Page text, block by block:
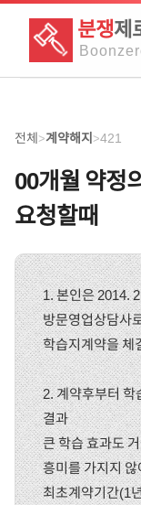
분쟁제
Boon
전체>계약해지>421
00개월 약정
요청할때
1. 본인은 2014.
방문영업상담사
학습지계약을 체
2. 계약후부터
결과
큰 학습 효과도
흥미를 가지지
최초계약기간(1